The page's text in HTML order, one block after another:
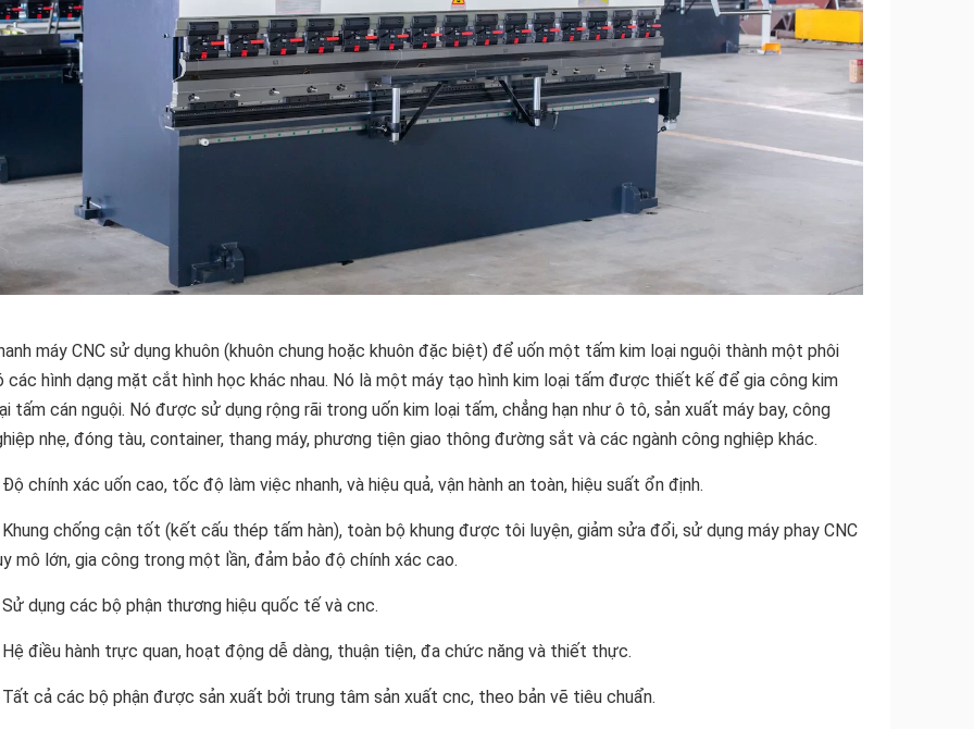
máy CNC sử dụng khuôn (khuôn chung hoặc khuôn đặc biệt) để uốn một tấm kim loại nguội thành một phôi
các hình dạng mặt cắt hình học khác nhau. Nó là một máy tạo hình kim loại tấm được thiết kế để gia công kim
tấm cán nguội. Nó được sử dụng rộng rãi trong uốn kim loại tấm, chẳng hạn như ô tô, sản xuất máy bay, công
nhẹ, đóng tàu, container, thang máy, phương tiện giao thông đường sắt và các ngành công nghiệp khác.
Độ chính xác uốn cao, tốc độ làm việc nhanh, và hiệu quả, vận hành an toàn, hiệu suất ổn định.
Khung chống cận tốt (kết cấu thép tấm hàn), toàn bộ khung được tôi luyện, giảm sửa đổi, sử dụng máy phay CNC
mô lớn, gia công trong một lần, đảm bảo độ chính xác cao.
Sử dụng các bộ phận thương hiệu quốc tế và cnc.
Hệ điều hành trực quan, hoạt động dễ dàng, thuận tiện, đa chức năng và thiết thực.
Tất cả các bộ phận được sản xuất bởi trung tâm sản xuất cnc, theo bản vẽ tiêu chuẩn.